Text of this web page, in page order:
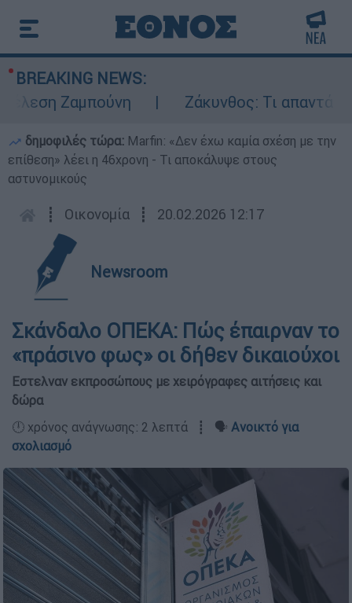
BREAKING NEWS:
Ζαμπούνη
Ζάκυνθος: Τι απαντά η
δημοφιλές τώρα: Marfin: «Δεν έχω καμία σχέση με την
επίθεση» λέει η 46χρονη - Τι αποκάλυψε στους
αστυνομικούς
┋ Οικονομία ┋ 20.02.2026 12:17
Newsroom
Σκάνδαλο ΟΠΕΚΑ: Πώς έπαιρναν το
«πράσινο φως» οι δήθεν δικαιούχοι
Εστελναν εκπροσώπους με χειρόγραφες αιτήσεις και
δώρα
🕛 χρόνος ανάγνωσης: 2 λεπτά ┋ 🗣️ Ανοικτό για
σχολιασμό